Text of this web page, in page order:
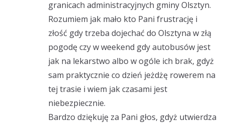
granicach administracyjnych gminy Olsztyn.
Rozumiem jak mało kto Pani frustrację i
złość gdy trzeba dojechać do Olsztyna w złą
pogodę czy w weekend gdy autobusów jest
jak na lekarstwo albo w ogóle ich brak, gdyż
sam praktycznie co dzień jeżdżę rowerem na
tej trasie i wiem jak czasami jest
niebezpiecznie.
Bardzo dziękuję za Pani głos, gdyż utwierdza